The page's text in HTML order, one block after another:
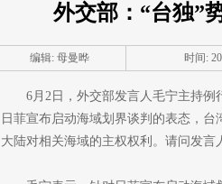
外交部：“台独”
编辑: 母曼晔 时间:
6月2日，外交部发言人毛宁主持
日菲宣布启动海域划界谈判的表态，
大陆对相关海域的主权权利。请问发言